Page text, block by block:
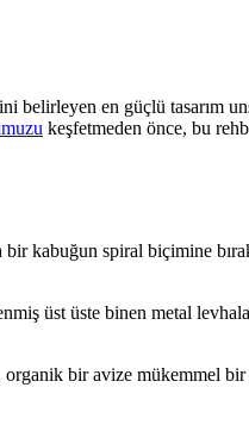
belirleyen en güçlü tasarım
keşfetmeden önce, bu
bir kabuğun spiral biçimine
üst üste binen metal
organik bir avize mükemmel